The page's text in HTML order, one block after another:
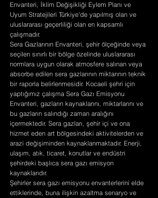
Envanteri, İklim Değişikliği Eylem Planı ve
Uyum Stratejileri Türkiye'de yapılmış olan ve
uluslararası geçerliliği olan en kapsamlı
çalışmadır.
Sera Gazlarının Envanteri, şehir ölçeğinde veya
seçilen sınırlı bir bölge özelinde uluslararası
normlara uygun olarak atmosfere salınan veya
absorbe edilen sera gazlarının miktarının teknik
bir raporla belirlenmesidir. Kocaeli şehri için
yaptığımız çalışma Sera Gazı Emisyonu
Envanteri, gazların kaynaklarını, miktarlarını ve
bu gazların salındığı zaman aralığını
içermektedir. Sera gazları, şehir içi ve ona
hizmet eden art bölgesindeki aktivitelerden ve
arazi değişiminden kaynaklanmaktadır. Enerji,
ulaşım, atık, ticaret, konutlar ve endüstri
şehirdeki başlıca sera gazı emisyon
kaynaklarıdır.
Şehirler sera gazı emisyonu envanterlerini elde
ettiklerinde, buna ilişkin azaltma senaryo ve